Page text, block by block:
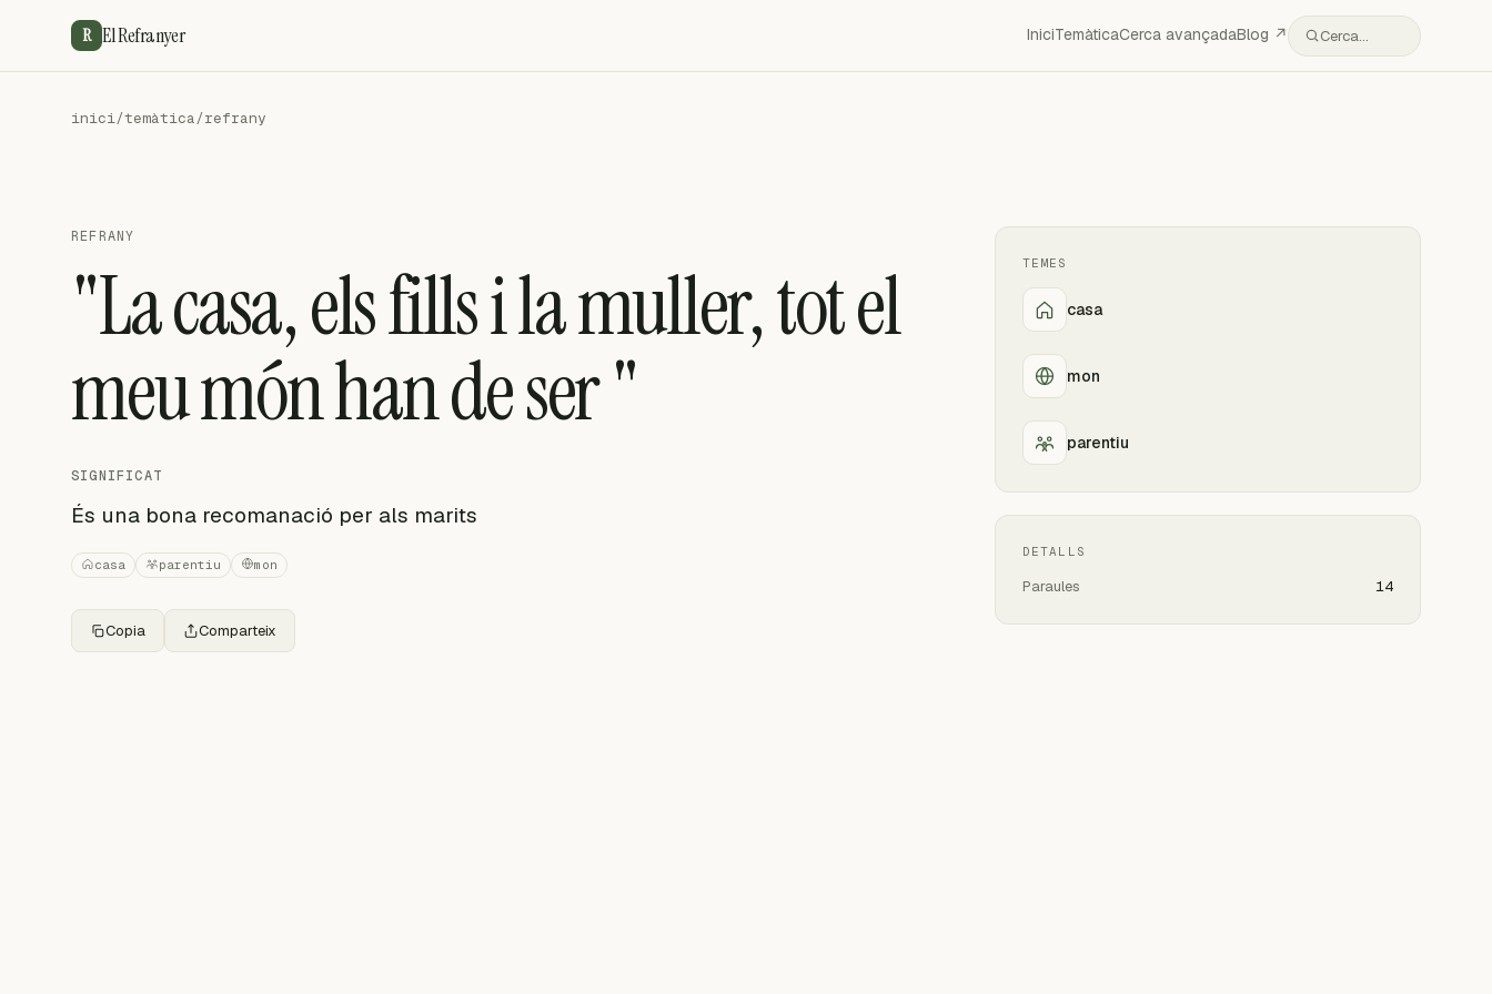
R El Refranyer IniciTemàticaCerca avançadaBlog ↗ Cerca…
inici/temàtica/refrany
REFRANY
"La casa, els fills i la muller, tot el
meu món han de ser "
SIGNIFICAT
És una bona recomanació per als marits
casa parentiu mon
Copia Comparteix
TEMES
casa
mon
parentiu
DETALLS
Paraules 14